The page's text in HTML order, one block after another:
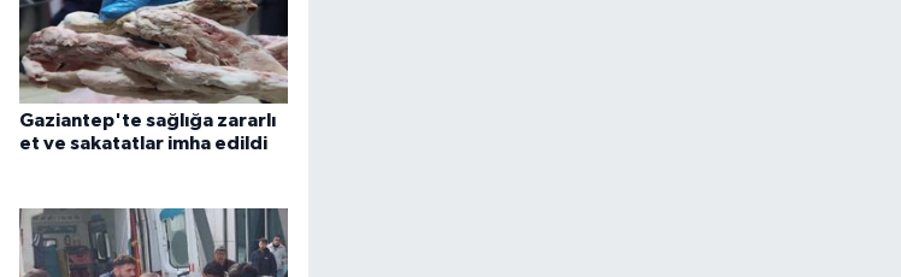
Gaziantep'te sağlığa zararlı
et ve sakatatlar imha edildi